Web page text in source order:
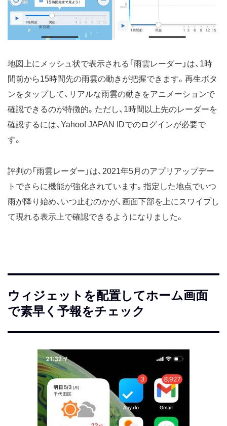
地図上にメッシュ状で表示される「雨雲レーダー」は、1時
間前から15時間先の雨雲の動きが把握できます。再生ボタ
ンをタップして、リアルな雨雲の動きをアニメーションで
確認できるのが特徴的。ただし、1時間以上先のレーダーを
確認するには、Yahoo! JAPAN IDでのログインが必要で
す。
評判の「雨雲レーダー」は、2021年5月のアプリアップデー
トでさらに機能が強化されています。指定した地点でいつ
雨が降り始め、いつ止むのかが、画面下部を上にスワイプし
て現れる表示上で確認できるようになりました。
ウィジェットを配置してホーム画面
で素早く予報をチェック